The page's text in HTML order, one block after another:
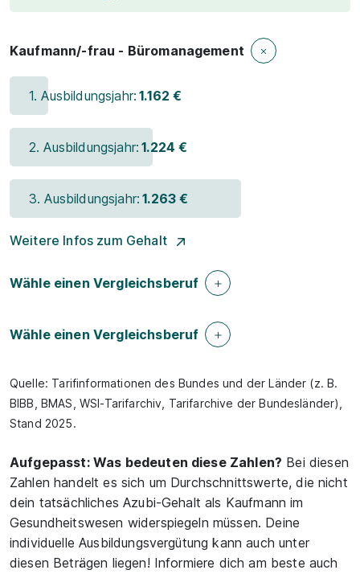
Kaufmann/-frau - Büromanagement
1. Ausbildungsjahr: 1.162 €
2. Ausbildungsjahr: 1.224 €
3. Ausbildungsjahr: 1.263 €
Weitere Infos zum Gehalt
Wähle einen Vergleichsberuf
Wähle einen Vergleichsberuf
Quelle: Tarifinformationen des Bundes und der Länder (z. B.
BIBB, BMAS, WSI-Tarifarchiv, Tarifarchive der Bundesländer),
Stand 2025.
Aufgepasst: Was bedeuten diese Zahlen? Bei diesen
Zahlen handelt es sich um Durchschnittswerte, die nicht
dein tatsächliches Azubi-Gehalt als Kaufmann im
Gesundheitswesen widerspiegeln müssen. Deine
individuelle Ausbildungsvergütung kann auch unter
diesen Beträgen liegen! Informiere dich am beste auch